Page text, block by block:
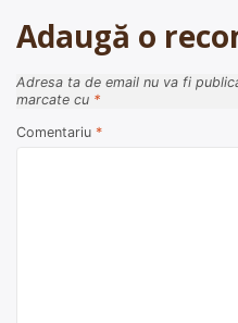
Adaugă o
Adresa ta de email nu va fi
marcate cu *
Comentariu *